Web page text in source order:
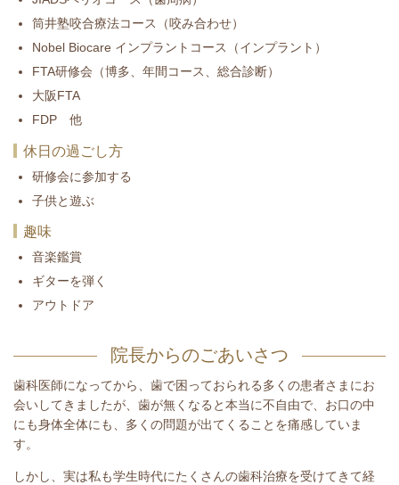
筒井塾咬合療法コース（咬み合わせ）
Nobel Biocare インプラントコース（インプラント）
FTA研修会（博多、年間コース、総合診断）
大阪FTA
FDP 他
休日の過ごし方
研修会に参加する
子供と遊ぶ
趣味
音楽鑑賞
ギターを弾く
アウトドア
院長からのごあいさつ
歯科医師になってから、歯で困っておられる多くの患者さまにお
会いしてきましたが、歯が無くなると本当に不自由で、お口の中
にも身体全体にも、多くの問題が出てくることを痛感していま
す。
しかし、実は私も学生時代にたくさんの歯科治療を受けてきて経